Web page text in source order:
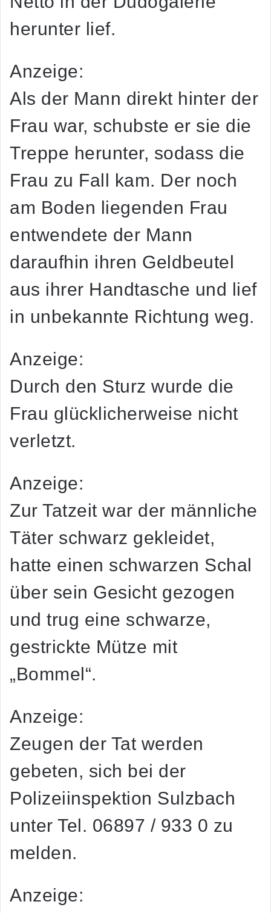
herunter lief.
Anzeige:
Als der Mann direkt hinter der
Frau war, schubste er sie die
Treppe herunter, sodass die
Frau zu Fall kam. Der noch
am Boden liegenden Frau
entwendete der Mann
daraufhin ihren Geldbeutel
aus ihrer Handtasche und lief
in unbekannte Richtung weg.
Anzeige:
Durch den Sturz wurde die
Frau glücklicherweise nicht
verletzt.
Anzeige:
Zur Tatzeit war der männliche
Täter schwarz gekleidet,
hatte einen schwarzen Schal
über sein Gesicht gezogen
und trug eine schwarze,
gestrickte Mütze mit
„Bommel“.
Anzeige:
Zeugen der Tat werden
gebeten, sich bei der
Polizeiinspektion Sulzbach
unter Tel. 06897 / 933 0 zu
melden.
Anzeige: